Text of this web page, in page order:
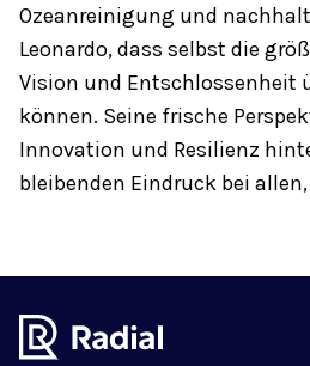
Ozeanreinigung und
Leonardo, dass selbst die
Vision und Entschlossenheit
können. Seine frische
Innovation und Resilienz
bleibenden Eindruck bei